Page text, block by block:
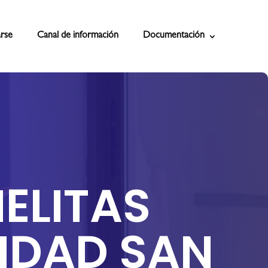
Canal de información Documentación
SAN